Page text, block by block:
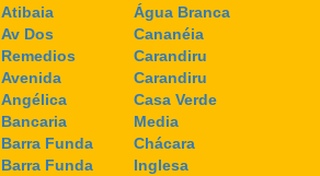
Atibaia
Av Dos
Remedios
Avenida
Angélica
Bancaria
Barra Funda
Barra Funda
Água Branca
Cananéia
Carandiru
Carandiru
Casa Verde
Media
Chácara
Inglesa